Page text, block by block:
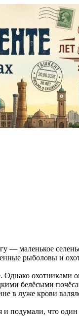
— маленькое
рыболовы и
Однако
белёсыми
в луже крови
подумали, что